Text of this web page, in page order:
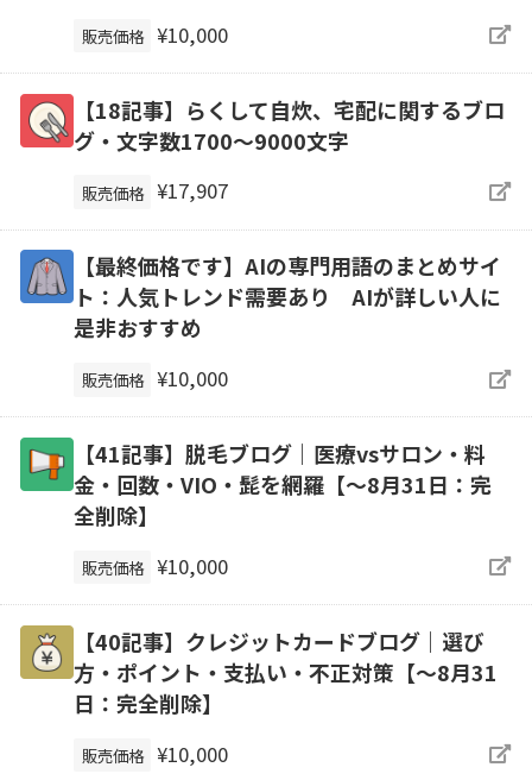
販売価格 ¥10,000
【18記事】らくして自炊、宅配に関するブロ
グ・文字数1700～9000文字
販売価格 ¥17,907
【最終価格です】AIの専門用語のまとめサイ
ト：人気トレンド需要あり AIが詳しい人に
是非おすすめ
販売価格 ¥10,000
【41記事】脱毛ブログ｜医療vsサロン・料
金・回数・VIO・髭を網羅【～8月31日：完
全削除】
販売価格 ¥10,000
【40記事】クレジットカードブログ｜選び
方・ポイント・支払い・不正対策【～8月31
日：完全削除】
販売価格 ¥10,000